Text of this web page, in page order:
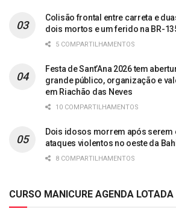
Colisão frontal entre carreta e
dois mortos e um ferido na BR-
5 COMPARTILHAMENTOS
Festa de Sant’Ana 2026 tem
grande público, organização e
em Riachão das Neves
10 COMPARTILHAMENTOS
Dois idosos morrem após serem
ataques violentos no oeste da
8 COMPARTILHAMENTOS
CURSO MANICURE AGENDA LOTADA